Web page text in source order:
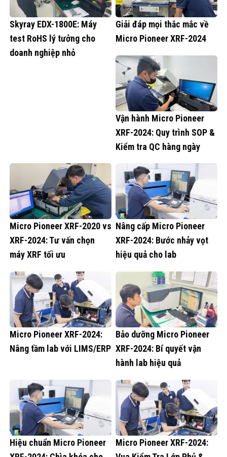
Skyray EDX-1800E: Máy
test RoHS lý tưởng cho
doanh nghiệp nhỏ
Giải đáp mọi thắc mắc về
Micro Pioneer XRF-2024
Vận hành Micro Pioneer
XRF-2024: Quy trình SOP &
Kiểm tra QC hàng ngày
Micro Pioneer XRF-2020 vs
XRF-2024: Tư vấn chọn
máy XRF tối ưu
Nâng cấp Micro Pioneer
XRF-2024: Bước nhảy vọt
hiệu quả cho lab
Micro Pioneer XRF-2024:
Nâng tầm lab với LIMS/ERP
Bảo dưỡng Micro Pioneer
XRF-2024: Bí quyết vận
hành lab hiệu quả
Hiệu chuẩn Micro Pioneer
Micro Pioneer XRF-2024: